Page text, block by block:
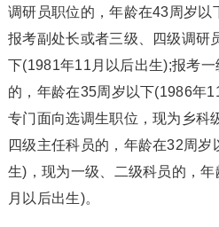
调研员职位的，年龄在43周岁以
报考副处长或者三级、四级调研
下(1981年11月以后出生);报考
的，年龄在35周岁以下(1986年
专门面向选调生职位，现为乡科
四级主任科员的，年龄在32周
生)，现为一级、二级科员的，
月以后出生)。